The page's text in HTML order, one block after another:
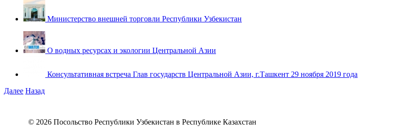
Министерство внешней торговли Республики Узбекистан
О водных ресурсах и экологии Центральной Азии
Консультативная встреча Глав государств Центральной Азии, г.Ташкент 29 ноября 2019 года
Далее Назад
© 2026 Посольство Республики Узбекистан в Республике Казахстан